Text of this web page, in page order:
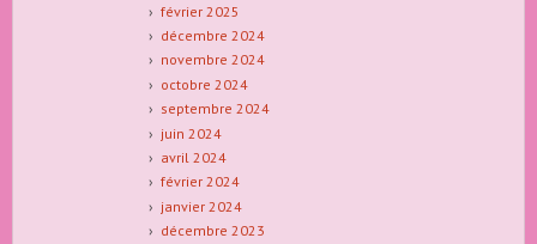
février 2025
décembre 2024
novembre 2024
octobre 2024
septembre 2024
juin 2024
avril 2024
février 2024
janvier 2024
décembre 2023